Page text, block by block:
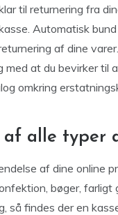
til returnering fra
Automatisk
af dine
med at du bevirker til
omkring
af alle typer
af dine online
bøger, farligt
så findes der en